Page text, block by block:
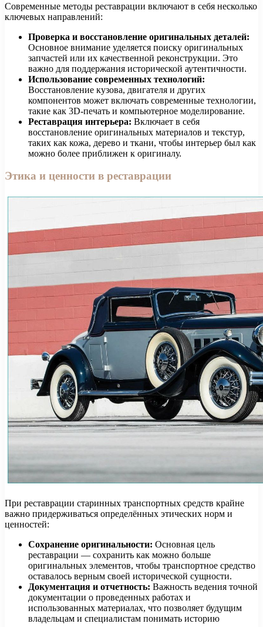
Современные методы реставрации включают в себя несколько
ключевых направлений:
Проверка и восстановление оригинальных деталей:
Основное внимание уделяется поиску оригинальных
запчастей или их качественной реконструкции. Это
важно для поддержания исторической аутентичности.
Использование современных технологий:
Восстановление кузова, двигателя и других
компонентов может включать современные технологии,
такие как 3D-печать и компьютерное моделирование.
Реставрация интерьера: Включает в себя
восстановление оригинальных материалов и текстур,
таких как кожа, дерево и ткани, чтобы интерьер был как
можно более приближен к оригиналу.
Этика и ценности в реставрации
При реставрации старинных транспортных средств крайне
важно придерживаться определённых этических норм и
ценностей:
Сохранение оригинальности: Основная цель
реставрации — сохранить как можно больше
оригинальных элементов, чтобы транспортное средство
оставалось верным своей исторической сущности.
Документация и отчетность: Важность ведения точной
документации о проведенных работах и
использованных материалах, что позволяет будущим
владельцам и специалистам понимать историю